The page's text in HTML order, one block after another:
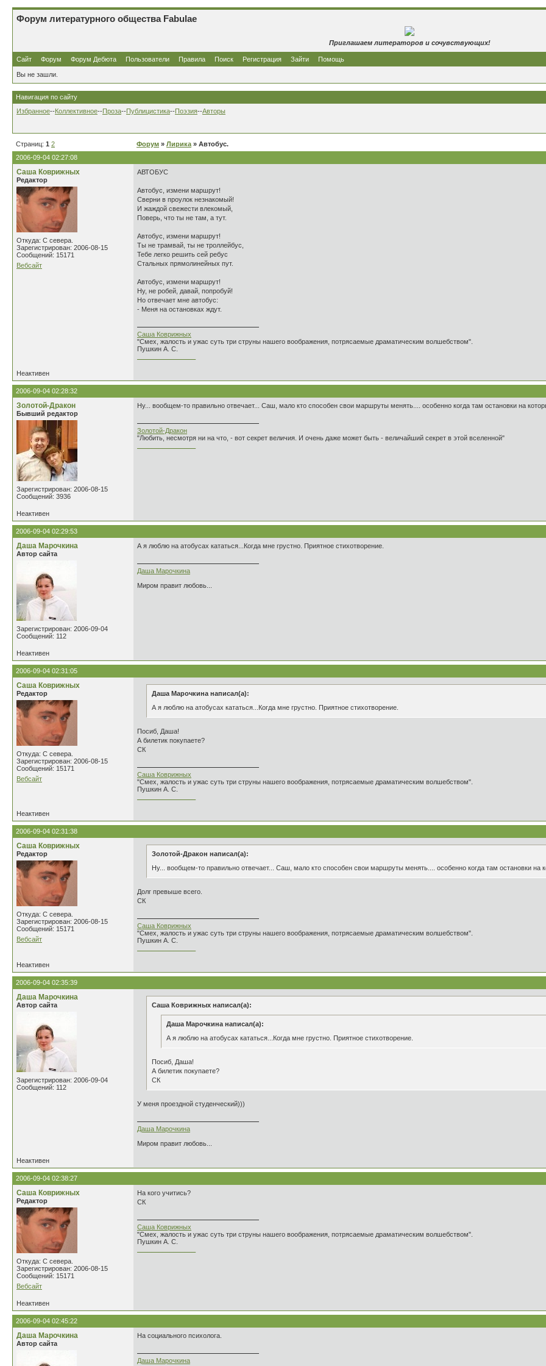
Форум литературного общества Fabulae
Приглашаем литераторов и сочувствующих!
Сайт Форум Форум Дебюта Пользователи Правила Поиск Регистрация Зайти Помощь
Вы не зашли.
Навигация по сайту
Избранное--Коллективное--Проза--Публицистика--Поэзия--Авторы
Страниц: 1 2 Форум » Лирика » Автобус.
2006-09-04 02:27:08
Саша Коврижных
Редактор
Откуда: С севера.
Зарегистрирован: 2006-08-15
Сообщений: 15171
Вебсайт
АВТОБУС
Автобус, измени маршрут!
Сверни в проулок незнакомый!
И жаждой свежести влекомый,
Поверь, что ты не там, а тут.
Автобус, измени маршрут!
Ты не трамвай, ты не троллейбус,
Тебе легко решить сей ребус
Стальных прямолинейных пут.
Автобус, измени маршрут!
Ну, не робей, давай, попробуй!
Но отвечает мне автобус:
- Меня на остановках ждут.
Саша Коврижных
"Смех, жалость и ужас суть три струны нашего воображения, потрясаемые драматическим волшебством".
Пушкин А. С.
Неактивен
2006-09-04 02:28:32
Золотой-Дракон
Бывший редактор
Зарегистрирован: 2006-08-15
Сообщений: 3936
Ну... вообщем-то правильно отвечает... Саш, мало кто способен свои маршруты менять.... особенно когда там остановки на
Золотой-Дракон
"Любить, несмотря ни на что, - вот секрет величия. И очень даже может быть - величайший секрет в этой вселенной"
Неактивен
2006-09-04 02:29:53
Даша Марочкина
Автор сайта
Зарегистрирован: 2006-09-04
Сообщений: 112
А я люблю на атобусах кататься...Когда мне грустно. Приятное стихотворение.
Даша Марочкина
Миром правит любовь...
Неактивен
2006-09-04 02:31:05
Саша Коврижных
Редактор
Откуда: С севера.
Зарегистрирован: 2006-08-15
Сообщений: 15171
Вебсайт
Даша Марочкина написал(а):
А я люблю на атобусах кататься...Когда мне грустно. Приятное стихотворение.
Посиб, Даша!
А билетик покупаете?
СК
Саша Коврижных
"Смех, жалость и ужас суть три струны нашего воображения, потрясаемые драматическим волшебством".
Пушкин А. С.
Неактивен
2006-09-04 02:31:38
Саша Коврижных
Редактор
Откуда: С севера.
Зарегистрирован: 2006-08-15
Сообщений: 15171
Вебсайт
Золотой-Дракон написал(а):
Ну... вообщем-то правильно отвечает... Саш, мало кто способен свои маршруты менять.... особенно когда там остановки на
Долг превыше всего.
СК
Саша Коврижных
"Смех, жалость и ужас суть три струны нашего воображения, потрясаемые драматическим волшебством".
Пушкин А. С.
Неактивен
2006-09-04 02:35:39
Даша Марочкина
Автор сайта
Зарегистрирован: 2006-09-04
Сообщений: 112
Саша Коврижных написал(а):
Даша Марочкина написал(а):
А я люблю на атобусах кататься...Когда мне грустно. Приятное стихотворение.
Посиб, Даша!
А билетик покупаете?
СК
У меня проездной студенческий)))
Даша Марочкина
Миром правит любовь...
Неактивен
2006-09-04 02:38:27
Саша Коврижных
Редактор
Откуда: С севера.
Зарегистрирован: 2006-08-15
Сообщений: 15171
Вебсайт
На кого учитись?
СК
Саша Коврижных
"Смех, жалость и ужас суть три струны нашего воображения, потрясаемые драматическим волшебством".
Пушкин А. С.
Неактивен
2006-09-04 02:45:22
Даша Марочкина
Автор сайта
На социального психолога.
Даша Марочкина